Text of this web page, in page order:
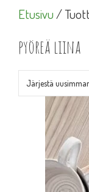
Etusivu/
pyöreä liina
tuotteella
useampi
muunnelma.